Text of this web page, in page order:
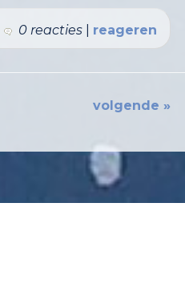
0 reacties reageren
volgende »